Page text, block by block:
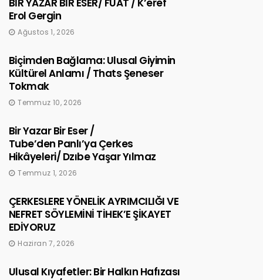
BİR YAZAR BİR ESER/ FUAT / K’eref
Erol Gergin
Ağustos 1, 2026
Biçimden Bağlama: Ulusal Giyimin
Kültürel Anlamı / Thats Şeneser
Tokmak
Temmuz 10, 2026
Bir Yazar Bir Eser /
Tube’den Panlı’ya Çerkes
Hikâyeleri/ Dzıbe Yaşar Yılmaz
Temmuz 1, 2026
ÇERKESLERE YÖNELİK AYRIMCILIĞI VE
NEFRET SÖYLEMİNİ TİHEK’E ŞİKAYET
EDİYORUZ
Haziran 7, 2026
Ulusal Kıyafetler: Bir Halkın Hafızası